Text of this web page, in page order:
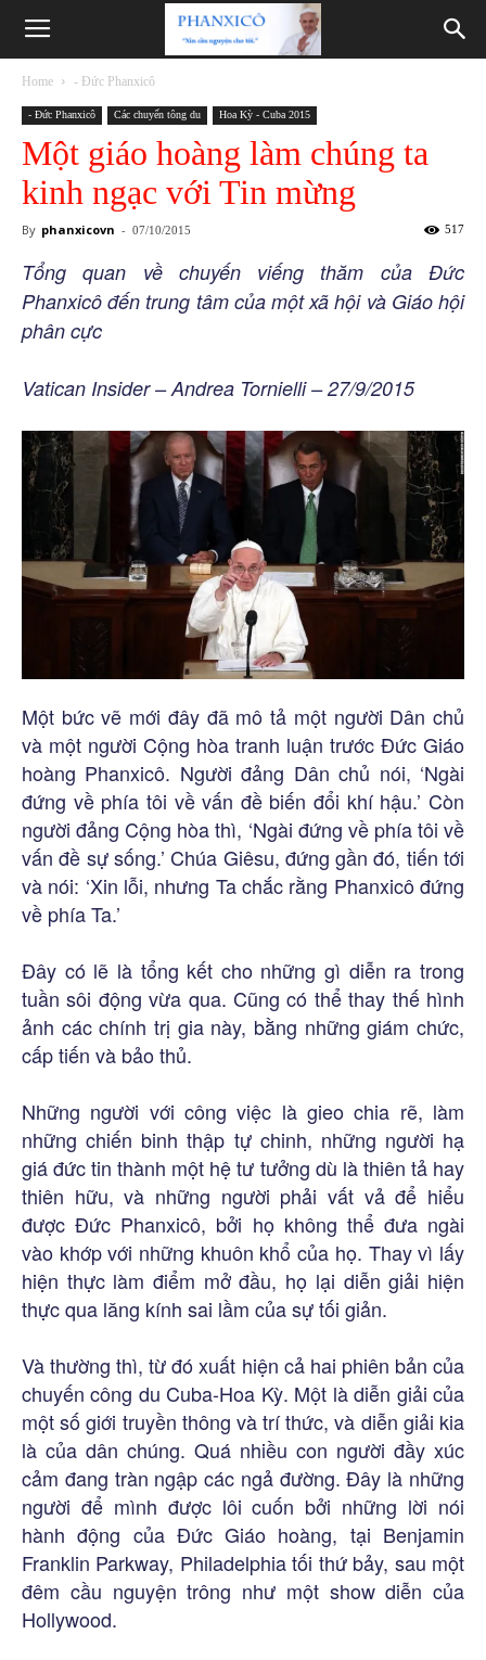
Phanxicô
Home - Đức Phanxicô
- Đức Phanxicô Các chuyến tông du Hoa Kỳ - Cuba 2015
Một giáo hoàng làm chúng ta
kinh ngạc với Tin mừng
By phanxicovn - 07/10/2015 517
Tổng quan về chuyến viếng thăm của Đức
Phanxicô đến trung tâm của một xã hội và Giáo hội
phân cực
Vatican Insider – Andrea Tornielli – 27/9/2015
Một bức vẽ mới đây đã mô tả một người Dân chủ
và một người Cộng hòa tranh luận trước Đức Giáo
hoàng Phanxicô. Người đảng Dân chủ nói, ‘Ngài
đứng về phía tôi về vấn đề biến đổi khí hậu.’ Còn
người đảng Cộng hòa thì, ‘Ngài đứng về phía tôi về
vấn đề sự sống.’ Chúa Giêsu, đứng gần đó, tiến tới
và nói: ‘Xin lỗi, nhưng Ta chắc rằng Phanxicô đứng
về phía Ta.’
Đây có lẽ là tổng kết cho những gì diễn ra trong
tuần sôi động vừa qua. Cũng có thể thay thế hình
ảnh các chính trị gia này, bằng những giám chức,
cấp tiến và bảo thủ.
Những người với công việc là gieo chia rẽ, làm
những chiến binh thập tự chinh, những người hạ
giá đức tin thành một hệ tư tưởng dù là thiên tả hay
thiên hữu, và những người phải vất vả để hiểu
được Đức Phanxicô, bởi họ không thể đưa ngài
vào khớp với những khuôn khổ của họ. Thay vì lấy
hiện thực làm điểm mở đầu, họ lại diễn giải hiện
thực qua lăng kính sai lầm của sự tối giản.
Và thường thì, từ đó xuất hiện cả hai phiên bản của
chuyến công du Cuba-Hoa Kỳ. Một là diễn giải của
một số giới truyền thông và trí thức, và diễn giải kia
là của dân chúng. Quá nhiều con người đầy xúc
cảm đang tràn ngập các ngả đường. Đây là những
người để mình được lôi cuốn bởi những lời nói
hành động của Đức Giáo hoàng, tại Benjamin
Franklin Parkway, Philadelphia tối thứ bảy, sau một
đêm cầu nguyện trông như một show diễn của
Hollywood.